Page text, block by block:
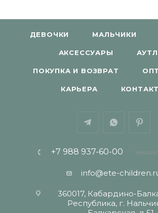
ДЕВОЧКИ МАЛЬЧИКИ
АКСЕССУАРЫ
ПОКУПКА И ВОЗВРАТ
КАРЬЕРА
+7 988 937-60-00
info@ete-
360017, Кабардино-
Республика, г.